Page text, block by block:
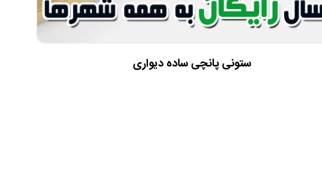
ستونی پانچی ساده دیواری